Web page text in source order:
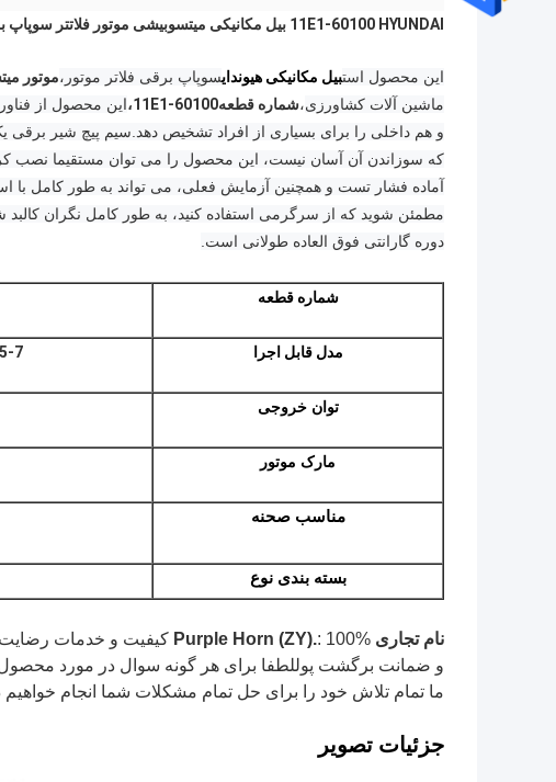
11E1-60100 HYUNDAI بیل مکانیکی میتسوبیشی موتور فلاتتر سوپاپ برقی روغن سوپاپ خاموش سوپاپ R215-7
این محصول استبیل مکانیکی هیوندایسوپاپ برقی فلاتر موتور،موتور
ماشین آلات کشاورزی،شماره قطعه11E1-60100،این محصول از
و هم داخلی را برای بسیاری از افراد تشخیص دهد.سیم پیچ شیر برقی
که سوزاندن آن آسان نیست، این محصول را می توان مستقیما نصب کرد
آماده فشار تست و همچنین آزمایش فعلی، می تواند به طور کامل با
مطمئن شوید که از سرگرمی استفاده کنید، به طور کامل نگران
دوره گارانتی فوق العاده طولانی است.
شماره قطعه
مدل قابل اجرا 7
توان خروجی
مارک موتور
مناسب صحنه
بسته بندی نوع
نام تجاری Purple Horn (ZY). : 100% کیفیت و خدمات رضایت بخش.تضمین کیفیت را ارائه دهید
و ضمانت برگشت پوللطفا برای هر گونه سوال در مورد محصول
ما تمام تلاش خود را برای حل تمام مشکلات شما انجام خواهیم
جزئیات تصویر